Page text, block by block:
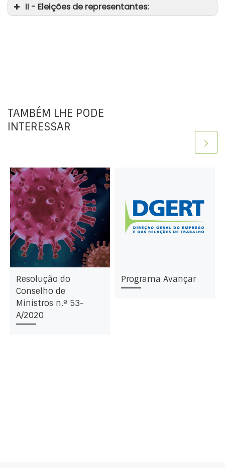
II - Eleições de representantes:
TAMBÉM LHE PODE
INTERESSAR
Resolução do
Conselho de
Ministros n.º 53-
A/2020
Programa Avançar